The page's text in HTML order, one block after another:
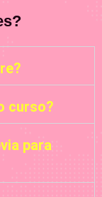
curso?
para